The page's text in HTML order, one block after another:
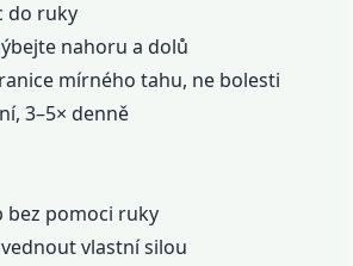
do ruky
nahoru a dolů
mírného tahu, ne bolesti
3–5× denně
bez pomoci ruky
vlastní silou